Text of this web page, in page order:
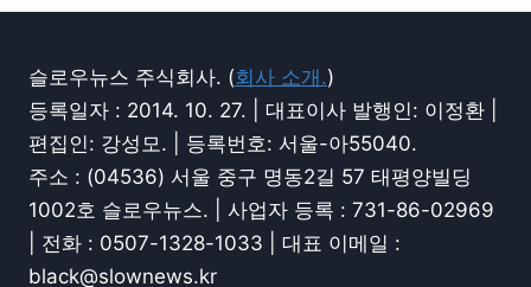
슬로우뉴스 주식회사. (회사 소개.)
등록일자 : 2014. 10. 27. | 대표이사 발행인: 이정환 |
편집인: 강성모. | 등록번호: 서울-아55040.
주소 : (04536) 서울 중구 명동2길 57 태평양빌딩
1002호 슬로우뉴스. | 사업자 등록 : 731-86-02969
| 전화 : 0507-1328-1033 | 대표 이메일 :
black@slownews.kr